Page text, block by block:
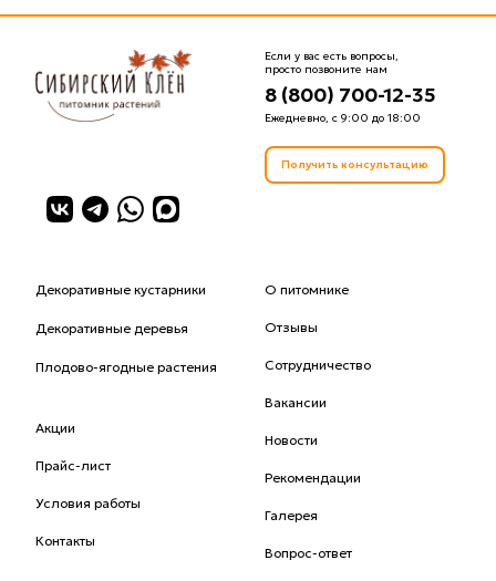
Если у вас есть вопросы,
просто позвоните нам
8 (800) 700-12-35
Ежедневно, с 9:00 до 18:00
Получить консультацию
Декоративные кустарники
Декоративные деревья
Плодово-ягодные растения
Акции
Прайс-лист
Условия работы
Контакты
О питомнике
Отзывы
Сотрудничество
Вакансии
Новости
Рекомендации
Галерея
Вопрос-ответ